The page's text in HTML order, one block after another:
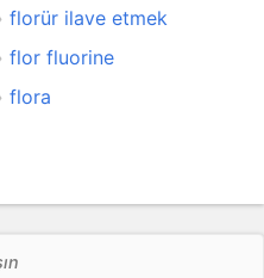
florür ilave etmek
flor fluorine
flora